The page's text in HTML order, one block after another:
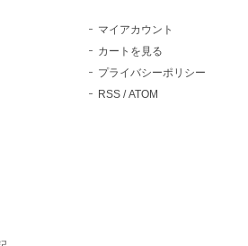
マイアカウント
カートを見る
プライバシーポリシー
RSS /ATOM